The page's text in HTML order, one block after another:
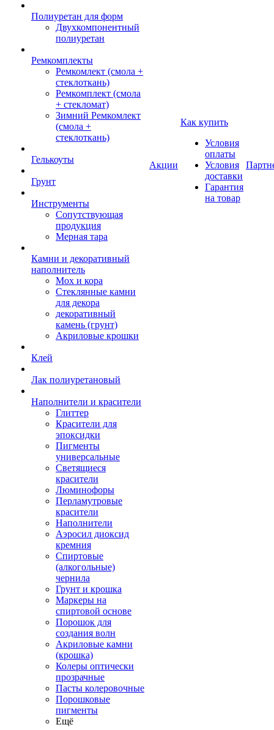
Полиуретан для форм
Двухкомпонентный
полиуретан
Ремкомплекты
Ремкомлект (смола +
стеклоткань)
Ремкомплект (смола
+ стекломат)
Зимний Ремкомлект
(смола +
стеклоткань)
Гелькоуты
Грунт
Инструменты
Сопутствующая
продукция
Мерная тара
Камни и декоративный
наполнитель
Мох и кора
Стеклянные камни
для декора
декоративный
камень (грунт)
Акриловые крошки
Клей
Лак полиуретановый
Наполнители и красители
Глиттер
Красители для
эпоксидки
Пигменты
универсальные
Светящиеся
красители
Люминофоры
Перламутровые
красители
Наполнители
Аэросил диоксид
кремния
Спиртовые
(алкогольные)
чернила
Грунт и крошка
Маркеры на
спиртовой основе
Порошок для
создания волн
Акриловые камни
(крошка)
Колеры оптически
прозрачные
Пасты колеровочные
Порошковые
пигменты
Ещё
Акции
Как купить
Условия
оплаты
Условия
доставки
Гарантия
на товар